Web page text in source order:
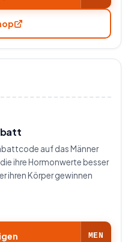
auf das Männer
ihre Hormonwerte besser
ihren Körper gewinnen
MEN